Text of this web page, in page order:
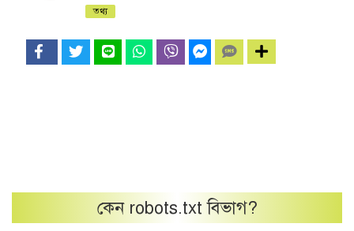
তথ্য
কেন robots.txt বিভাগ?